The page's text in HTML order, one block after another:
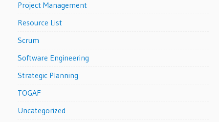
Project Management
Resource List
Scrum
Software Engineering
Strategic Planning
TOGAF
Uncategorized